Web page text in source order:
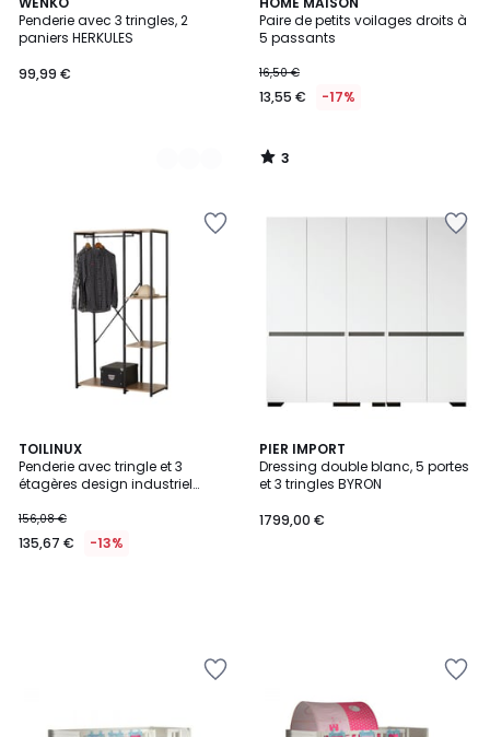
Penderie avec 3 tringles, 2
paniers HERKULES
99,99 €
2
Couleurs
Paire de petits voilages droits à
5 passants
16,50 €
13,55 € -17%
/
5
3
/
TOILINUX
Penderie avec tringle et 3
étagères design industriel
156,08 €
135,67 € -13%
PIER IMPORT
Dressing double blanc, 5 portes
et 3 tringles BYRON
1799,00 €